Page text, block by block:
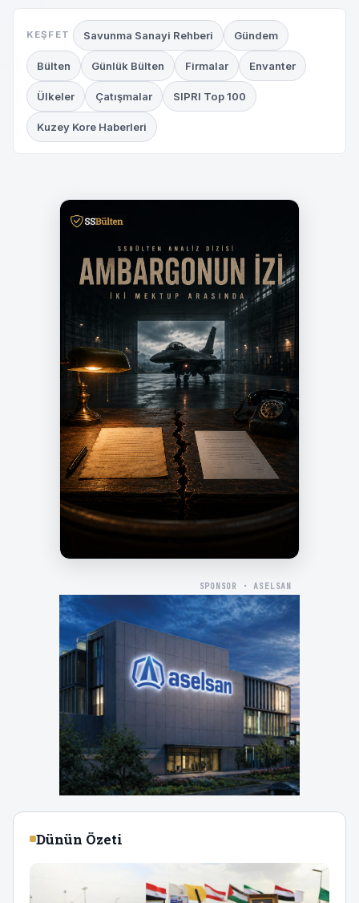
KEŞFET Savunma Sanayi Rehberi Gündem
Bülten Günlük Bülten Firmalar Envanter
Ülkeler Çatışmalar SIPRI Top 100
Kuzey Kore Haberleri
SPONSOR · ASELSAN
Dünün Özeti